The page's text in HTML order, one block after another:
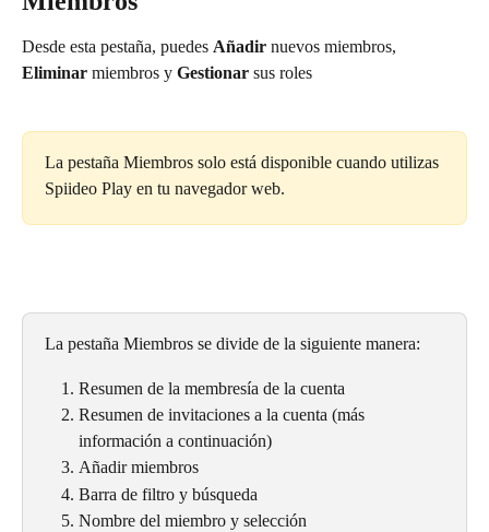
Desde esta pestaña, puedes Añadir nuevos miembros,
Eliminar miembros y Gestionar sus roles
La pestaña Miembros solo está disponible cuando utilizas
Spiideo Play en tu navegador web.
La pestaña Miembros se divide de la siguiente manera:
Resumen de la membresía de la cuenta
Resumen de invitaciones a la cuenta (más
información a continuación)
Añadir miembros
Barra de filtro y búsqueda
Nombre del miembro y selección